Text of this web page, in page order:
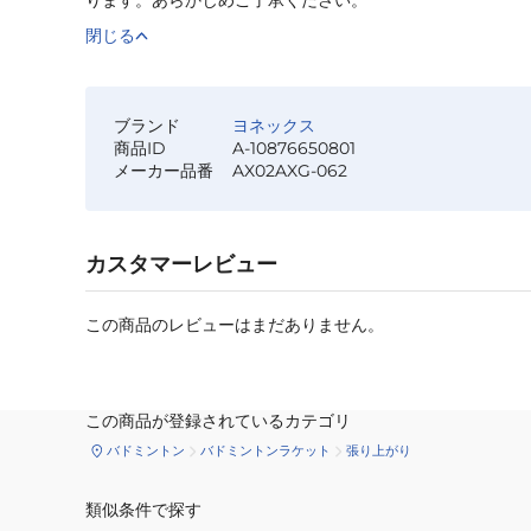
閉じる
ブランド
ヨネックス
商品ID
A-10876650801
メーカー品番
AX02AXG-062
カスタマーレビュー
この商品のレビューはまだありません。
この商品が登録されているカテゴリ
バドミントン バドミントンラケット 張り上がり
類似条件で探す